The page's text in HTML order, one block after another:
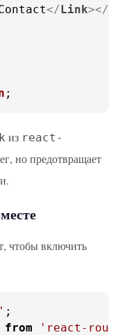
</Link></
;
из react-
но предотвращает
чтобы включить
from
'react-